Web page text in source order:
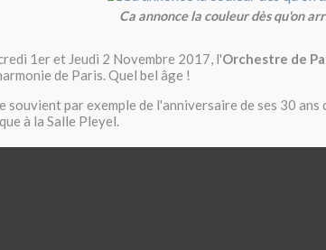
Ca annonce la couleur dès qu'on
1er et Jeudi 2 Novembre 2017, l'Orchestre de
de Paris. Quel bel âge !
souvient par exemple de l'anniversaire de ses 30
à la Salle Pleyel.